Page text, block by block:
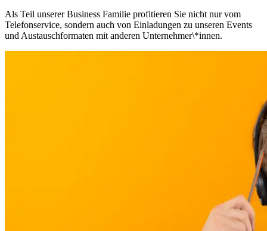
Als Teil unserer Business Familie profitieren Sie nicht nur vom
Telefonservice, sondern auch von Einladungen zu unseren Events
und Austauschformaten mit anderen Unternehmer\*innen.